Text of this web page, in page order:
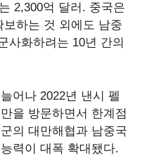
2,300억 달러 . 중국은
하는 것 외에도 남중
사화하려는 10년 간의
어나 2022년 낸시 펠
을 방문하면서 한계점
의 대만해협과 남중국
력이 대폭 확대됐다.